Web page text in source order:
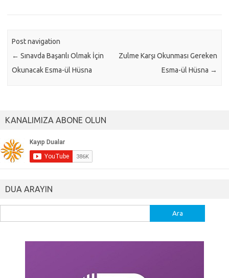
Post navigation
← Sınavda Başarılı Olmak İçin
Okunacak Esma-ül Hüsna
Zulme Karşı Okunması Gereken
Esma-ül Hüsna →
KANALIMIZA ABONE OLUN
DUA ARAYIN